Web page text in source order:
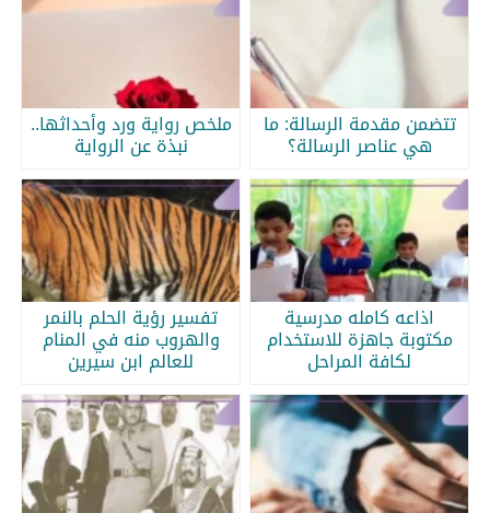
تتضمن مقدمة الرسالة: ما
هي عناصر الرسالة؟
ملخص رواية ورد وأحداثها..
نبذة عن الرواية
اذاعه كامله مدرسية
مكتوبة جاهزة للاستخدام
لكافة المراحل
تفسير رؤية الحلم بالنمر
والهروب منه في المنام
للعالم ابن سيرين